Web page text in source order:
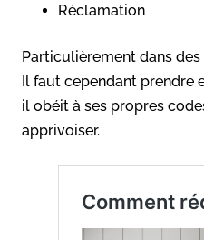
Réclamation
Particulièrement dans des
Il faut cependant prendre
il obéit à ses propres
apprivoiser.